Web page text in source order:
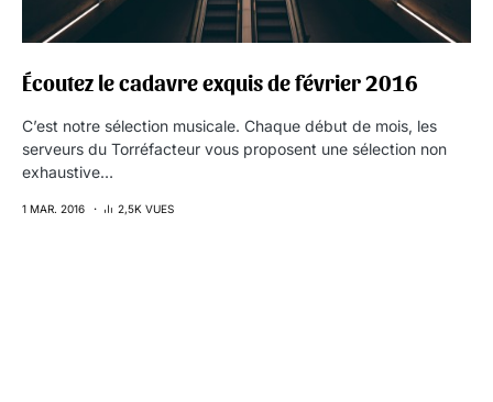
Écoutez le cadavre exquis de février 2016
C’est notre sélection musicale. Chaque début de mois, les
serveurs du Torréfacteur vous proposent une sélection non
exhaustive…
1 MAR. 2016 2,5K VUES